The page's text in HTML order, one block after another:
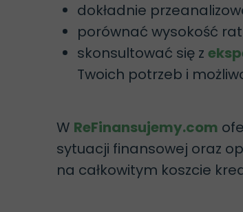
dokładnie
porównać wysokość
skonsultować się z
Twoich potrzeb i
W ReFinansujemy.com
sytuacji finansowej oraz
na całkowitym koszcie